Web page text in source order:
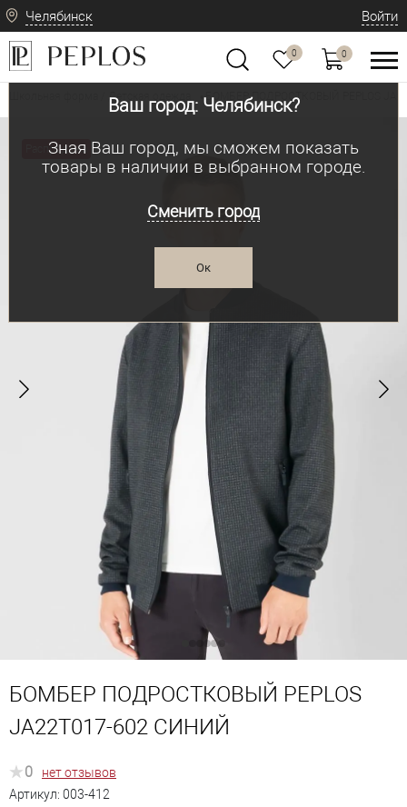
Челябинск
Ваш город: Челябинск?
Зная Ваш город, мы сможем показать
товары в наличии в выбранном городе.
Сменить город
Ок
Войти
0 0
Школьная форма / Детская одежда БОМБЕР ПОДРОСТКОВЫЙ PEPLOS
Распродажа
БОМБЕР ПОДРОСТКОВЫЙ PEPLOS
JA22T017-602 СИНИЙ
0
нет отзывов
Артикул: 003-412